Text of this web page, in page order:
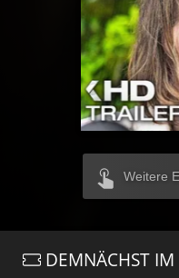
Weitere
DEMNÄCHST